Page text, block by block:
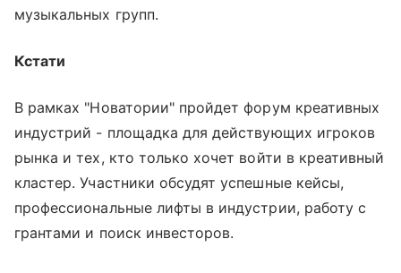
музыкальных групп.
Кстати
В рамках "Новатории" пройдет форум креативных
индустрий - площадка для действующих игроков
рынка и тех, кто только хочет войти в креативный
кластер. Участники обсудят успешные кейсы,
профессиональные лифты в индустрии, работу с
грантами и поиск инвесторов.